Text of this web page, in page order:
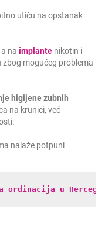
utiču na opstanak
na implante nikotin i
mogućeg problema
higijene zubnih
na krunici, već
nalaže potpuni
ordinacija u